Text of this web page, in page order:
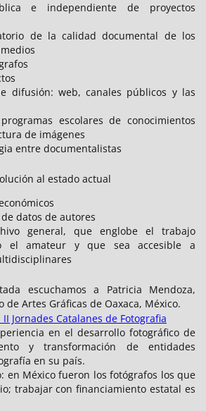
e independiente de proyectos
de la calidad documental de los
difusión: web, canales públicos y las
escolares de conocimientos
de imágenes
entre documentalistas
al estado actual
datos de autores
general, que englobe el trabajo
el amateur y que sea accesible a
escuchamos a Patricia Mendoza,
Artes Gráficas de Oaxaca, México.
en el desarrollo fotográfico de
y transformación de entidades
en su país.
en México fueron los fotógrafos los que
trabajar con financiamiento estatal es